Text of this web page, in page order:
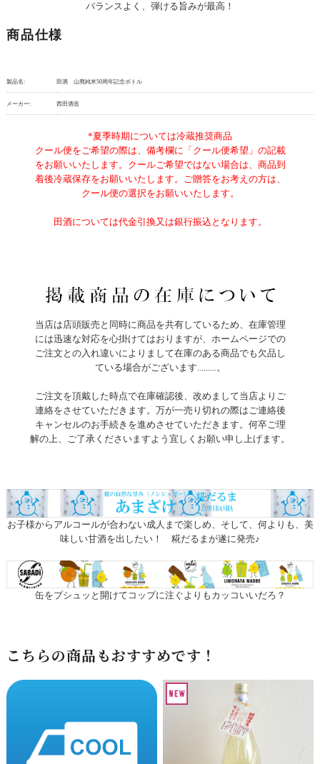
バランスよく、弾ける旨みが最高！
商品仕様
製品名: 田酒 山廃純米50周年記念ボトル
メーカー: 西田酒造
*夏季時期については冷蔵推奨商品
クール便をご希望の際は、備考欄に「クール便希望」の記載
をお願いいたします。クールご希望ではない場合は、商品到
着後冷蔵保存をお願いいたします。ご贈答をお考えの方は、
クール便の選択をお願いいたします。
田酒については代金引換又は銀行振込となります。
当店は店頭販売と同時に商品を共有しているため、在庫管理
には迅速な対応を心掛けてはおりますが、ホームページでの
ご注文との入れ違いによりまして在庫のある商品でも欠品し
ている場合がございます.........。
ご注文を頂戴した時点で在庫確認後、改めまして当店よりご
連絡をさせていただきます。万が一売り切れの際はご連絡後
キャンセルのお手続きを進めさせていただきます。何卒ご理
解の上、ご了承くださいますよう宜しくお願い申し上げます。
お子様からアルコールが合わない成人まで楽しめ、そして、何よりも、美
味しい甘酒を出したい！ 糀だるまが遂に発売♪
缶をプシュッと開けてコップに注ぐよりもカッコいいだろ？
こちらの商品もおすすめです！